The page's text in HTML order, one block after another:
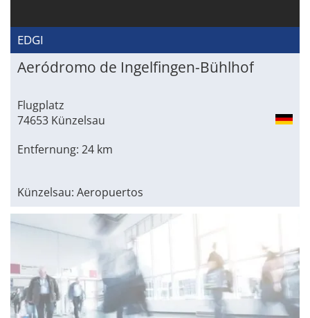
EDGI
Aeródromo de Ingelfingen-Bühlhof
Flugplatz
74653 Künzelsau
Entfernung: 24 km
Künzelsau: Aeropuertos